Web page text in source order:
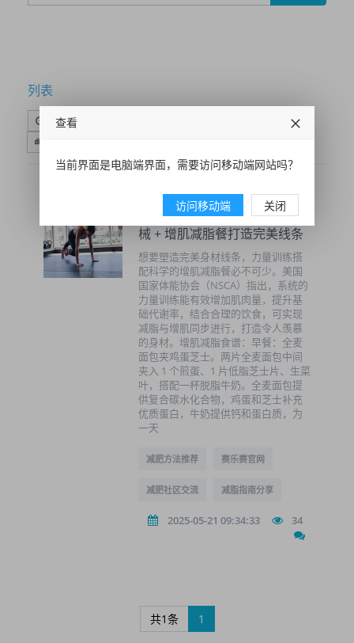
列表
时间排序
评分排序
力量训练塑形计划：健身房器
械 + 增肌减脂餐打造完美线条
想要塑造完美身材线条，力量训练搭
配科学的增肌减脂餐必不可少。美国
国家体能协会（NSCA）指出，系统的
力量训练能有效增加肌肉量，提升基
础代谢率，结合合理的饮食，可实现
减脂与增肌同步进行，打造令人羡慕
的身材。增肌减脂食谱：早餐：全麦
面包夹鸡蛋芝士。两片全麦面包中间
夹入 1 个煎蛋、1 片低脂芝士片、生菜
叶，搭配一杯脱脂牛奶。全麦面包提
供复合碳水化合物，鸡蛋和芝士补充
优质蛋白，牛奶提供钙和蛋白质，为
一天
减肥方法推荐 赛乐赛官网
减肥社区交流 减脂指南分享
2025-05-21 09:34:33 34
共1条 1
查看
当前界面是电脑端界面，需要访问移动端网站吗？
访问移动端 关闭